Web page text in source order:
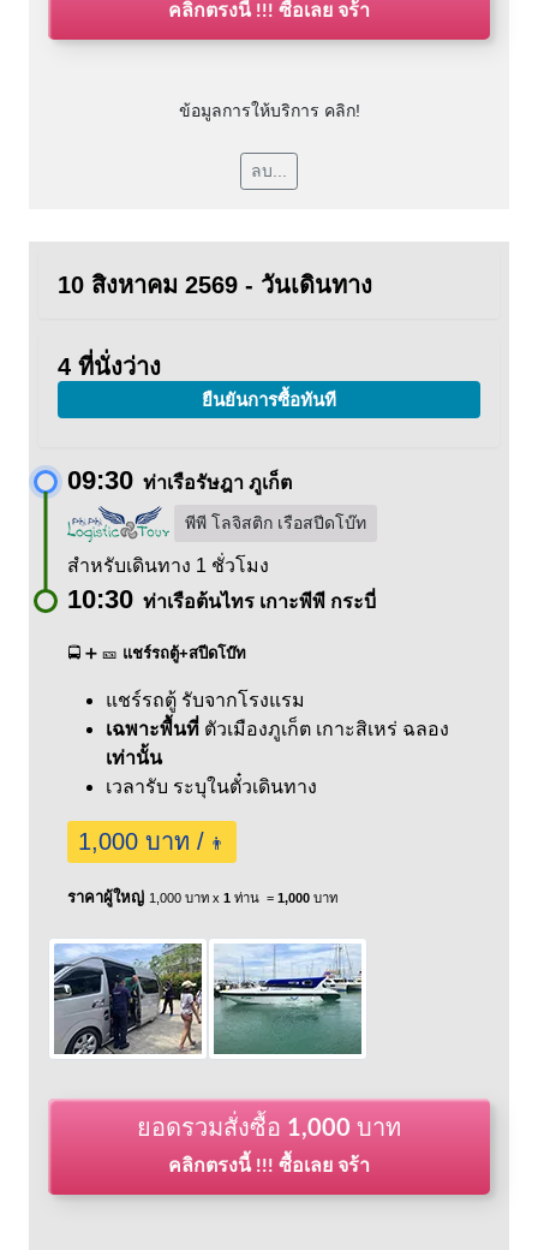
คลิกตรงนี้ !!! ซื้อเลย จร้า
ข้อมูลการให้บริการ คลิก!
ลบ...
10 สิงหาคม 2569 - วันเดินทาง
4 ที่นั่งว่าง
ยืนยันการซื้อทันที
09:30 ท่าเรือรัษฎา ภูเก็ต
พีพี โลจิสติก เรือสปีดโบ๊ท
สำหรับเดินทาง 1 ชั่วโมง
10:30 ท่าเรือต้นไทร เกาะพีพี กระบี่
🚍 ➕ 🎫 แชร์รถตู้+สปีดโบ๊ท
แชร์รถตู้ รับจากโรงแรม
เฉพาะพื้นที่ ตัวเมืองภูเก็ต เกาะสิเหร่ ฉลอง
เท่านั้น
เวลารับ ระบุในตั๋วเดินทาง
1,000 บาท / 👨
ราคาผู้ใหญ่ 1,000 บาท x 1 ท่าน = 1,000 บาท
ยอดรวมสั่งซื้อ 1,000 บาท
คลิกตรงนี้ !!! ซื้อเลย จร้า